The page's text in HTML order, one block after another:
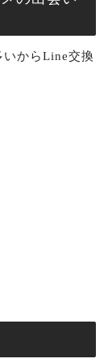
いからLine交換